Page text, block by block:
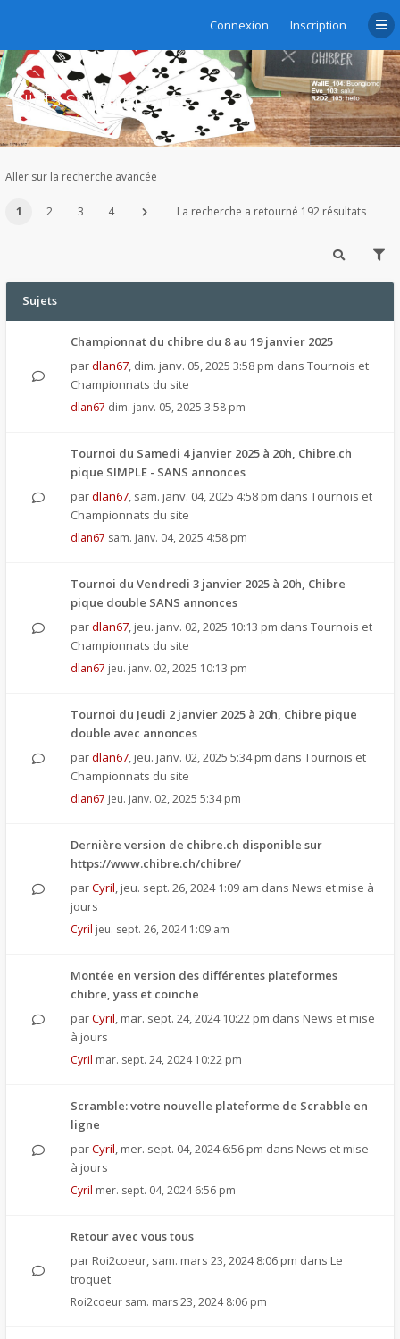
Connexion Inscription
Sujets sans réponse
Aller sur la recherche avancée
1 2 3 4 La recherche a retourné 192 résultats
Sujets
Championnat du chibre du 8 au 19 janvier 2025
pardlan67, dim. janv. 05, 2025 3:58 pm dans Tournois et
Championnats du site
dlan67 dim. janv. 05, 2025 3:58 pm
Tournoi du Samedi 4 janvier 2025 à 20h, Chibre.ch
pique SIMPLE - SANS annonces
pardlan67, sam. janv. 04, 2025 4:58 pm dans Tournois et
Championnats du site
dlan67 sam. janv. 04, 2025 4:58 pm
Tournoi du Vendredi 3 janvier 2025 à 20h, Chibre
pique double SANS annonces
pardlan67, jeu. janv. 02, 2025 10:13 pm dans Tournois et
Championnats du site
dlan67 jeu. janv. 02, 2025 10:13 pm
Tournoi du Jeudi 2 janvier 2025 à 20h, Chibre pique
double avec annonces
pardlan67, jeu. janv. 02, 2025 5:34 pm dans Tournois et
Championnats du site
dlan67 jeu. janv. 02, 2025 5:34 pm
Dernière version de chibre.ch disponible sur
https://www.chibre.ch/chibre/
parCyril, jeu. sept. 26, 2024 1:09 am dans News et mise à
jours
Cyril jeu. sept. 26, 2024 1:09 am
Montée en version des différentes plateformes
chibre, yass et coinche
parCyril, mar. sept. 24, 2024 10:22 pm dans News et mise
à jours
Cyril mar. sept. 24, 2024 10:22 pm
Scramble: votre nouvelle plateforme de Scrabble en
ligne
parCyril, mer. sept. 04, 2024 6:56 pm dans News et mise
à jours
Cyril mer. sept. 04, 2024 6:56 pm
Retour avec vous tous
par Roi2coeur, sam. mars 23, 2024 8:06 pm dans Le
troquet
Roi2coeur sam. mars 23, 2024 8:06 pm